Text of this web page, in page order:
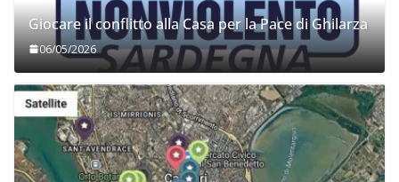
Giocare il conflitto alla Casa per la Pace di Ghilarza
06/05/2026